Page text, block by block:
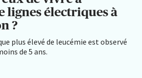
lignes électriques à
?
plus élevé de leucémie est observé
de 5 ans.